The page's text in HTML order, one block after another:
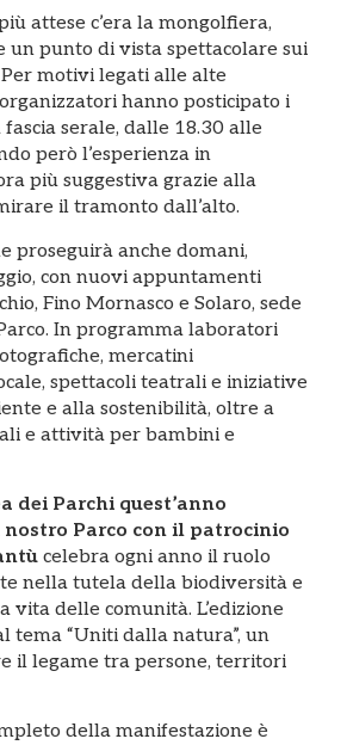
attese c’era la mongolfiera,
un punto di vista spettacolare sui
Per motivi legati alle alte
hanno posticipato i
serale, dalle 18.30 alle
però l’esperienza in
più suggestiva grazie alla
il tramonto dall’alto.
proseguirà anche domani,
con nuovi appuntamenti
Fino Mornasco e Solaro, sede
In programma laboratori
mercatini
spettacoli teatrali e iniziative
e alla sostenibilità, oltre a
e attività per bambini e
dei Parchi quest’anno
Parco con il patrocinio
celebra ogni anno il ruolo
nella tutela della biodiversità e
vita delle comunità. L’edizione
tema “Uniti dalla natura”, un
il legame tra persone, territori
della manifestazione è